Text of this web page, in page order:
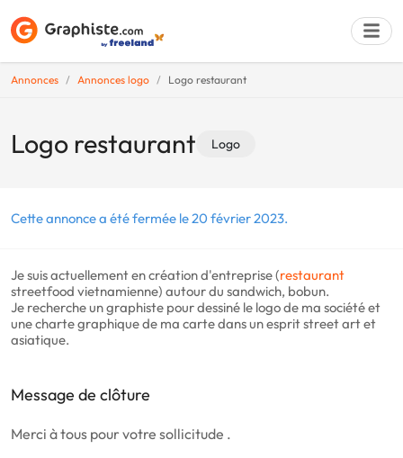
Annonces Annonces logo Logo restaurant
Logo restaurant Logo
Cette annonce a été fermée le 20 février 2023.
Je suis actuellement en création d'entreprise (restaurant
streetfood vietnamienne) autour du sandwich, bobun.
Je recherche un graphiste pour dessiné le logo de ma société et
une charte graphique de ma carte dans un esprit street art et
asiatique.
Message de clôture
Merci à tous pour votre sollicitude .